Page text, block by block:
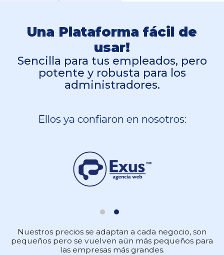
Una Plataforma fácil de
usar!
Sencilla para tus empleados, pero
potente y robusta para los
administradores.
Ellos ya confiaron en nosotros:
Nuestros precios se adaptan a cada negocio, son
pequeños pero se vuelven aún más pequeños para
las empresas más grandes.